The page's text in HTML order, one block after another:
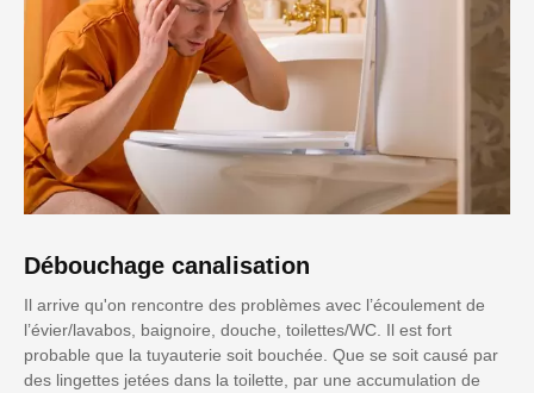
Débouchage canalisation
Il arrive qu'on rencontre des problèmes avec l’écoulement de
l’évier/lavabos, baignoire, douche, toilettes/WC. Il est fort
probable que la tuyauterie soit bouchée. Que se soit causé par
des lingettes jetées dans la toilette, par une accumulation de